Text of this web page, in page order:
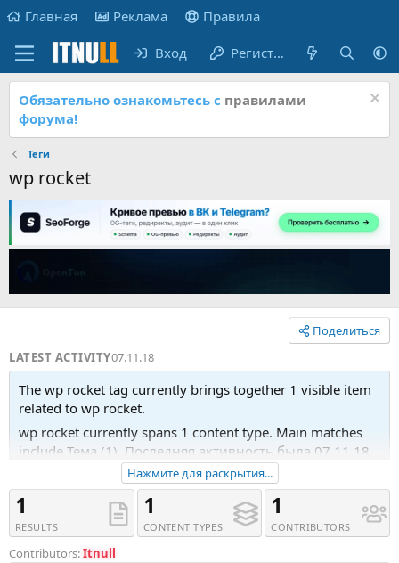
Главная Реклама Правила
Вход Регистрация
Обязательно ознакомьтесь с правилами
форума!
Теги
wp rocket
Поделиться
LATEST ACTIVITY07.11.18
The wp rocket tag currently brings together 1 visible item
related to wp rocket.
wp rocket currently spans 1 content type. Main matches
include Тема (1). Последняя активность была 07.11.18
Recent tagged content includes Тема 'WP Rocket -
WordPress Speed Plugin nulled'.
Нажмите для раскрытия...
1
RESULTS
1
CONTENT TYPES
1
CONTRIBUTORS
Contributors:Itnull